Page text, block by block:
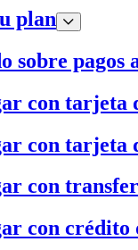
plan
sobre pagos
con tarjeta
con tarjeta
con
con crédito